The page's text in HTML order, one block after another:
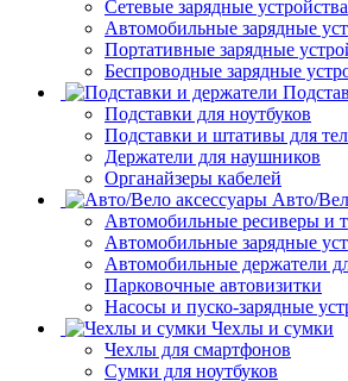
Сетевые зарядные устройства
Автомобильные зарядные
Портативные зарядные
Беспроводные зарядные
Подставки для ноутбуков
Подставки и штативы для
Держатели для наушников
Органайзеры кабелей
Авто/
Автомобильные ресиверы и
Автомобильные зарядные
Автомобильные держатели
Парковочные автовизитки
Насосы и пуско-зарядные
Чехлы и сумки
Чехлы для смартфонов
Сумки для ноутбуков